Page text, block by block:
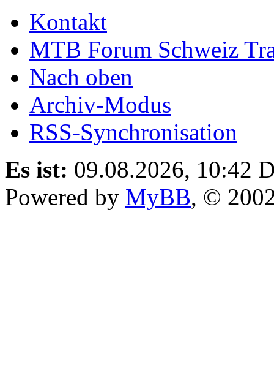
Kontakt
MTB Forum Schweiz
Nach oben
Archiv-Modus
RSS-Synchronisation
Es ist: 09.08.2026, 10:42
Powered by MyBB, ©